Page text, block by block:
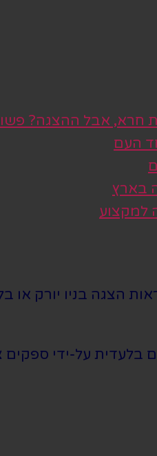
חרא, אבל ההצגה?
העם
בארץ
למקצוע
הצגה בניו יורק או
על-ידי ספקים